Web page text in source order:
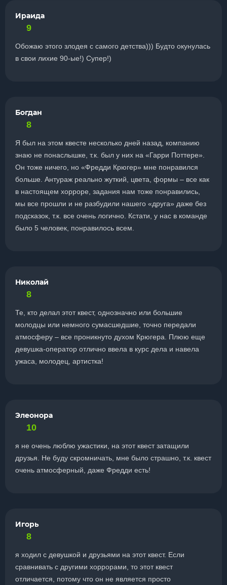
Ираида
9
Обожаю этого злодея с самого детства))) Будто окунулась
в свои лихие 90-ые!) Супер!)
Богдан
8
Я был на этом квесте несколько дней назад, компанию
знаю не понаслышке, т.к. был у них на «Гарри Поттере».
Он тоже ничего, но «Фредди Крюгер» мне понравился
больше. Антураж реально жуткий, цвета, формы – все как
в настоящем хорроре, задания нам тоже понравились,
мы все прошли и не разбудили нашего «друга» даже без
подсказок, т.к. все очень логично. Кстати, у нас в команде
было 5 человек, понравилось всем.
Николай
8
Те, кто делал этот квест, однозначно или большие
молодцы или немного сумасшедшие, точно передали
атмосферу – все проникнуто духом Крюгера. Плюю еще
девушка-оператор отлично ввела в курс дела и навела
ужаса, молодец, артистка!
Элеонора
10
я не очень люблю ужастики, на этот квест затащили
друзья. Не буду скромничать, мне было страшно, т.к. квест
очень атмосферный, даже Фредди есть!
Игорь
8
я ходил с девушкой и друзьями на этот квест. Если
сравнивать с другими хоррорами, то этот квест
отличается, потому что он не является просто